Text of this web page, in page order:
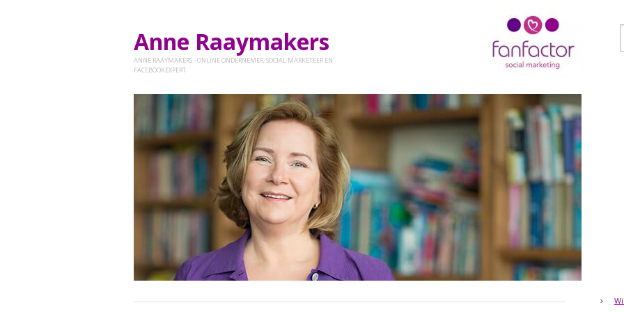
Anne Raaymakers
ANNE RAAYMAKERS - ONLINE ONDERNEMER, SOCIAL MARKETEER EN
FACEBOOKEXPERT